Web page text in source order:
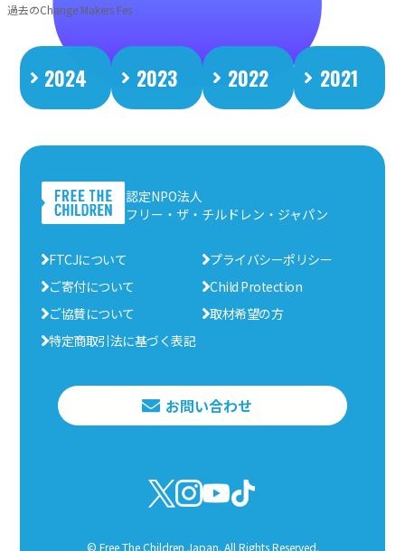
過去のChange Makers Fes
2024 2023 2022 2021
認定NPO法人
フリー・ザ・チルドレン・ジャパン
FTCJについて
プライバシーポリシー
ご寄付について
Child Protection
ご協賛について
取材希望の方
特定商取引法に基づく表記
お問い合わせ
© Free The Children Japan. All Rights Reserved.